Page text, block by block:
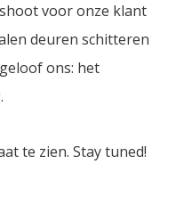
voor onze klant
deuren schitteren
ons: het
te zien. Stay tuned!